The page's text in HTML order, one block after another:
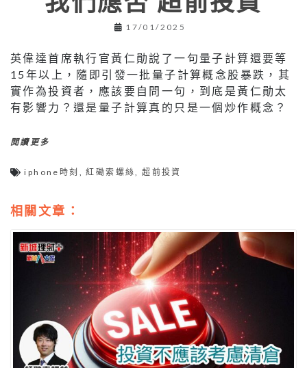
17/01/2025
英偉達首席執行官黃仁勛說了一句量子計算還要等
15年以上，隨即引發一批量子計算概念股暴跌，其
實作為投資者，應該要自問一句，到底是黃仁勛太
有影響力？還是量子計算真的只是一個炒作概念？
閱讀更多
iphone時刻 ,紅磡索螺絲 ,超前投資
相關文章：